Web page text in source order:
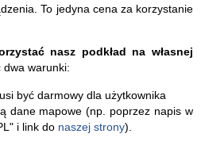
To jedyna cena za korzystanie
nasz podkład na własnej
dwa warunki:
być darmowy dla użytkownika
dane mapowe (np. poprzez napis w
i link do naszej strony).